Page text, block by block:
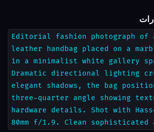
Editorial fashion photograph of
leather handbag placed on a
in a minimalist white gallery
Dramatic directional lighting
elegant shadows, the bag
three-quarter angle showing
hardware details. Shot with
80mm f/1.9. Clean sophisticated